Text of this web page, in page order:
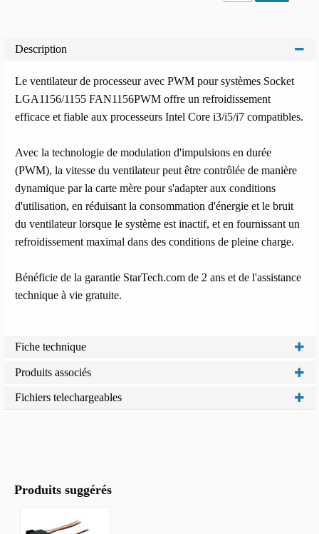
Description
Le ventilateur de processeur avec PWM pour systèmes Socket
LGA1156/1155 FAN1156PWM offre un refroidissement
efficace et fiable aux processeurs Intel Core i3/i5/i7 compatibles.
Avec la technologie de modulation d'impulsions en durée
(PWM), la vitesse du ventilateur peut être contrôlée de manière
dynamique par la carte mère pour s'adapter aux conditions
d'utilisation, en réduisant la consommation d'énergie et le bruit
du ventilateur lorsque le système est inactif, et en fournissant un
refroidissement maximal dans des conditions de pleine charge.
Bénéficie de la garantie StarTech.com de 2 ans et de l'assistance
technique à vie gratuite.
Fiche technique
Produits associés
Fichiers telechargeables
Produits suggérés